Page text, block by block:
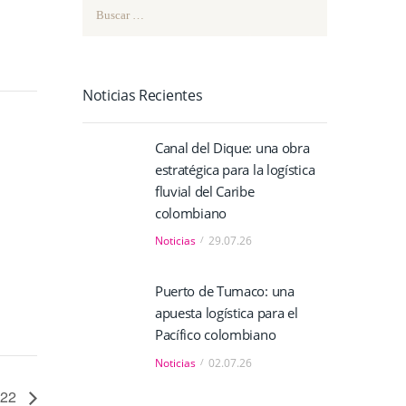
Noticias Recientes
Canal del Dique: una obra
estratégica para la logística
fluvial del Caribe
colombiano
Noticias 29.07.26
Puerto de Tumaco: una
apuesta logística para el
Pacífico colombiano
Noticias 02.07.26